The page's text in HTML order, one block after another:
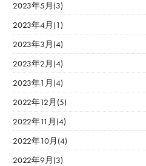
2023年5月(3)
2023年4月(1)
2023年3月(4)
2023年2月(4)
2023年1月(4)
2022年12月(5)
2022年11月(4)
2022年10月(4)
2022年9月(3)